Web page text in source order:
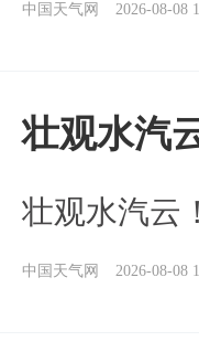
中国天气网 2026-08-08
壮观水汽
壮观水汽云
中国天气网 2026-08-08